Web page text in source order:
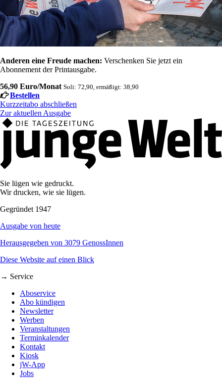
Anderen eine Freude machen: Verschenken Sie jetzt ein
Abonnement der Printausgabe.
56,90 Euro/Monat Soli: 72,90, ermäßigt: 38,90
Bestellen
Kurzzeitabo abschließen
Zur aktuellen Ausgabe
Sie lügen wie gedruckt.
Wir drucken, wie sie lügen.
Gegründet 1947
Ausgabe von heute
Herausgegeben von 3079 GenossInnen
Diese Website auf einen Blick
→ Service
Aboservice
Abo kündigen
Newsletter
Werben
Veranstaltungen
Terminkalender
Kontakt
Kiosk
jW-App
Jobs